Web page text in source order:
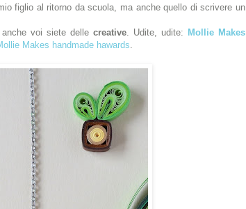
figlio al ritorno da scuola, ma anche quello di scrivere un
voi siete delle creative . Udite, udite: Mollie Makes
Makes handmade hawards